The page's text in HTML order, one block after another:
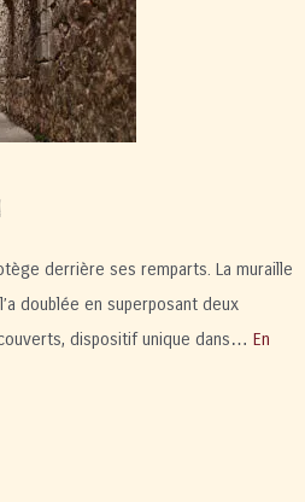
derrière ses remparts. La muraille
doublée en superposant deux
dispositif unique dans… En